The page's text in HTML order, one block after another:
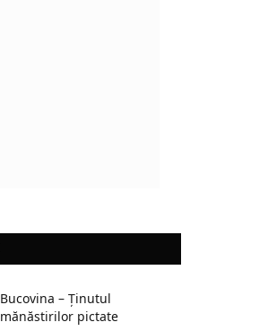
Bucovina – Ținutul
mănăstirilor pictate